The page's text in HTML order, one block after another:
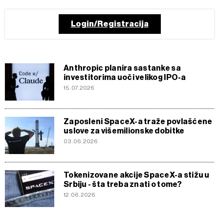
Login/Registracija
Anthropic planira sastanke sa
investitorima uoči velikog IPO-a
15.07.2026
Zaposleni SpaceX-a traže povlašćene
uslove za višemilionske dobitke
03.06.2026
Tokenizovane akcije SpaceX-a stižu u
Srbiju - šta treba znati o tome?
12.06.2026